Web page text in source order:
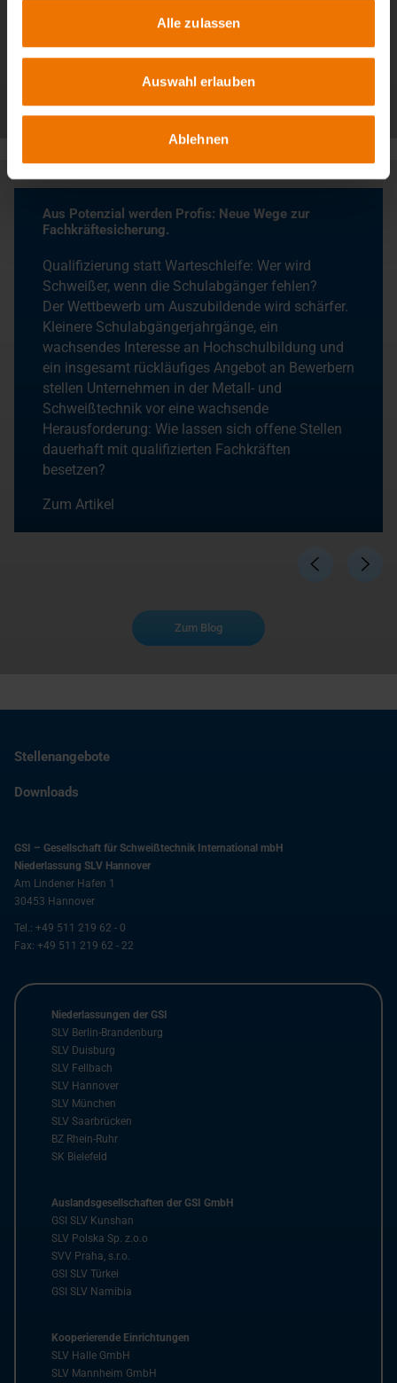
Alle zulassen
Auswahl erlauben
Ablehnen
Alle Beiträge
Aus Potenzial werden Profis: Neue Wege zur
Fachkräftesicherung.
Qualifizierung statt Warteschleife: Wer wird
Schweißer, wenn die Schulabgänger fehlen?
Der Wettbewerb um Auszubildende wird schärfer.
Kleinere Schulabgängerjahrgänge, ein
wachsendes Interesse an Hochschulbildung und
ein insgesamt rückläufiges Angebot an Bewerbern
stellen Unternehmen in der Metall- und
Schweißtechnik vor eine wachsende
Herausforderung: Wie lassen sich offene Stellen
dauerhaft mit qualifizierten Fachkräften
besetzen?
Zum Artikel
Zum Blog
Stellenangebote
Downloads
GSI – Gesellschaft für Schweißtechnik International mbH
Niederlassung SLV Hannover
Am Lindener Hafen 1
30453 Hannover
Tel.: +49 511 219 62 - 0
Fax: +49 511 219 62 - 22
Niederlassungen der GSI
SLV Berlin-Brandenburg
SLV Duisburg
SLV Fellbach
SLV Hannover
SLV München
SLV Saarbrücken
BZ Rhein-Ruhr
SK Bielefeld
Auslandsgesellschaften der GSI GmbH
GSI SLV Kunshan
SLV Polska Sp. z.o.o
SVV Praha, s.r.o.
GSI SLV Türkei
GSI SLV Namibia
Kooperierende Einrichtungen
SLV Halle GmbH
SLV Mannheim GmbH